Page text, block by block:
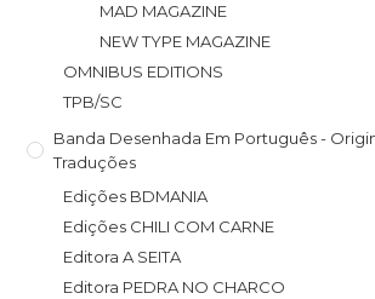
MAD MAGAZINE
NEW TYPE MAGAZINE
OMNIBUS EDITIONS
TPB/SC
Banda Desenhada Em Português -
Traduções
Edições BDMANIA
Edições CHILI COM CARNE
Editora A SEITA
Editora PEDRA NO CHARCO